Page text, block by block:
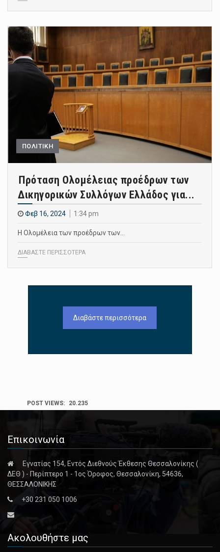
ΠΟΛΙΤΙΚΗ
Πρόταση Ολομέλειας προέδρων των
Δικηγορικών Συλλόγων Ελλάδος για...
Φεβ 16, 2024 1:34 pm
Η Ολομέλεια των προέδρων των…
ΔΙΑΒΑΣΤΕ ΠΕΡΙΣΣΟΤΕΡΑ
Διαβάστε περισσότερα
POST VIEWS: 20.235
Επικοινωνία
Εγνατίας 154, Εντός Διεθνούς Έκθεσης Θεσσαλονίκης (
ΔΕΘ ) - Περίπτερο 1 - 1ος Όροφος, Θεσσαλονίκη, 54636,
ΘΕΣΣΑΛΟΝΙΚΗΣ
+30 231 050 1006
Ακολουθήστε μας